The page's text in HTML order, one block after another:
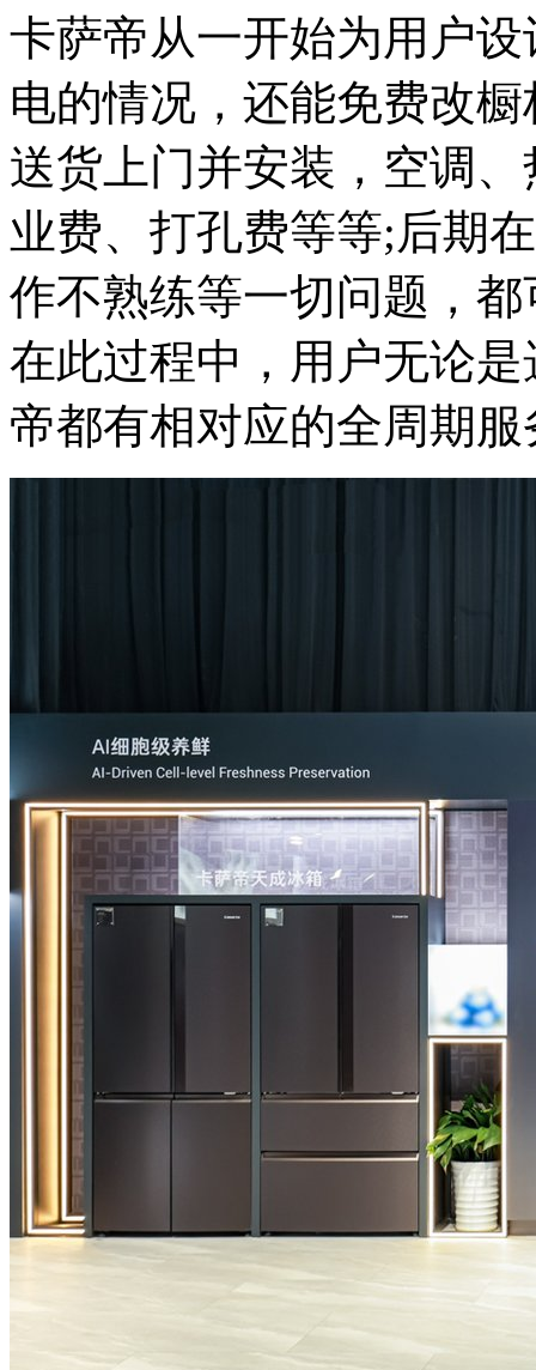
卡萨帝从一开始为用户
电的情况，还能免费改
送货上门并安装，空调
业费、打孔费等等;后期
作不熟练等一切问题，
在此过程中，用户无论
帝都有相对应的全周期